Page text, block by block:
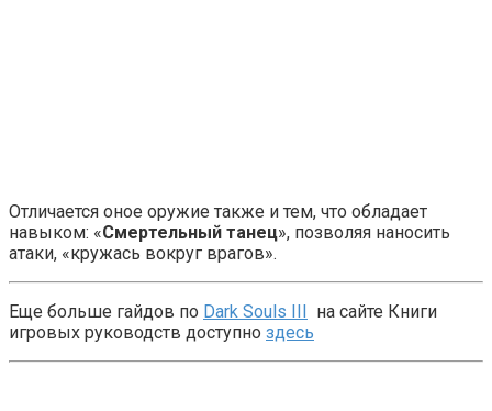
Отличается оное оружие также и тем, что обладает
навыком: «Смертельный танец», позволяя наносить
атаки, «кружась вокруг врагов».
Еще больше гайдов по Dark Souls III
на сайте Книги
игровых руководств доступно здесь